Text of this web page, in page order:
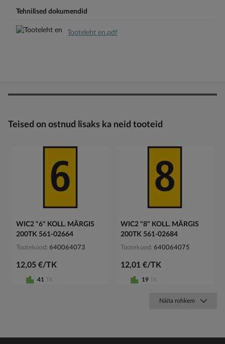
Tehnilised dokumendid
Tooteleht en.pdf
Teised on ostnud lisaks ka neid tooteid
WIC2 "6" KOLL. MÄRGIS
200TK 561-02664
Tootekood 640064073
12,05 €/TK
41 TK
WIC2 "8" KOLL. MÄRGIS
200TK 561-02684
Tootekood 640064075
12,01 €/TK
19 TK
Näita rohkem